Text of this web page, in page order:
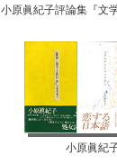
小原眞紀子評論集『文
小原眞紀